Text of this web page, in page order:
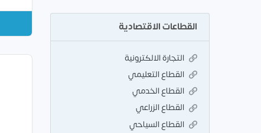
القطاعات الاقتصادية
التجارة الالكترونية
القطاع التعليمي
القطاع الخدمي
القطاع الزراعي
القطاع السياحي